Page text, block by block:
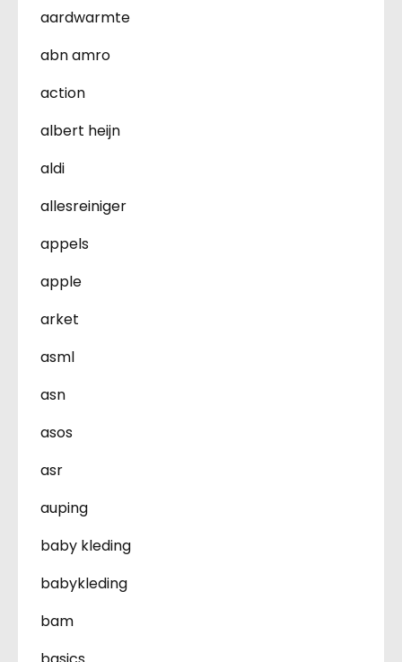
aardwarmte
abn amro
action
albert heijn
aldi
allesreiniger
appels
apple
arket
asml
asn
asos
asr
auping
baby kleding
babykleding
bam